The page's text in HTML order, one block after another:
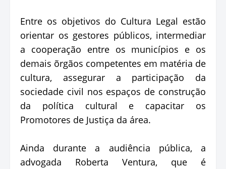
Entre os objetivos do Cultura Legal estão
orientar os gestores públicos, intermediar
a cooperação entre os municípios e os
demais õrgãos competentes em matéria de
cultura, assegurar a participação da
sociedade civil nos espaços de construção
da política cultural e capacitar os
Promotores de Justiça da área.
Ainda durante a audiência pública, a
advogada Roberta Ventura, que é